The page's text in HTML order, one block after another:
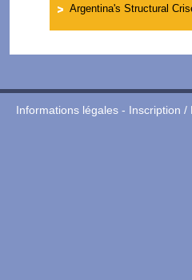
Argentina's Structural
Informations légales- Inscription